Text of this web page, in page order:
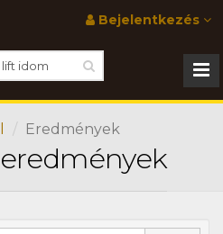
Bejelentkezés
Eredmények
eredmények